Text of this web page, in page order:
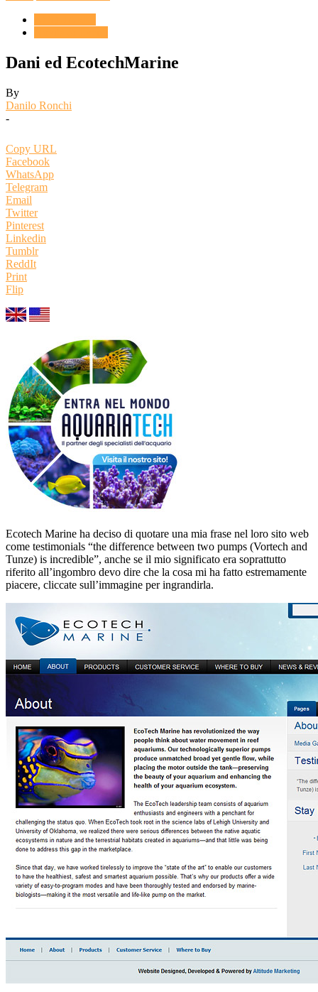
Dani ed EcotechMarine
By
Danilo Ronchi
-
Copy URL
Facebook
WhatsApp
Telegram
Email
Twitter
Pinterest
Linkedin
Tumblr
ReddIt
Print
Flip
Ecotech Marine ha deciso di quotare una mia frase nel loro sito web
come testimonials “the difference between two pumps (Vortech and
Tunze) is incredible”, anche se il mio significato era soprattutto
riferito all’ingombro devo dire che la cosa mi ha fatto estremamente
piacere, cliccate sull’immagine per ingrandirla.